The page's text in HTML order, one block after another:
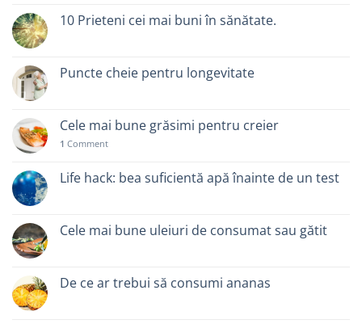
10 Prieteni cei mai buni în sănătate.
Puncte cheie pentru longevitate
Cele mai bune grăsimi pentru creier
1 Comment
Life hack: bea suficientă apă înainte de un test
Cele mai bune uleiuri de consumat sau gătit
De ce ar trebui să consumi ananas